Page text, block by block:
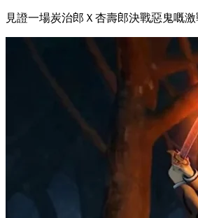
見證一場炭治郎Ｘ杏壽郎決戰惡鬼嘅激